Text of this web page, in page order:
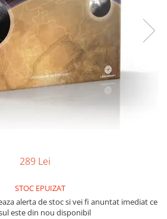
289 Lei
STOC EPUIZAT
alerta de stoc si vei fi anuntat imediat ce
este din nou disponibil